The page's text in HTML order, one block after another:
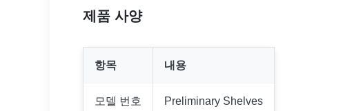
제품 사양
항목 내용
모델 번호 Preliminary Shelves